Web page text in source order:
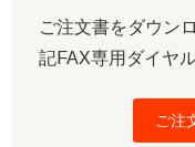
ご注文書をダウン
記FAX専用ダイヤ
ご注